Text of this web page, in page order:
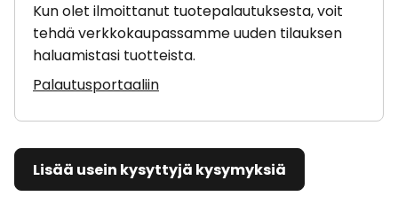
Kun olet ilmoittanut tuotepalautuksesta, voit
tehdä verkkokaupassamme uuden tilauksen
haluamistasi tuotteista.
Palautusportaaliin
Lisää usein kysyttyjä kysymyksiä